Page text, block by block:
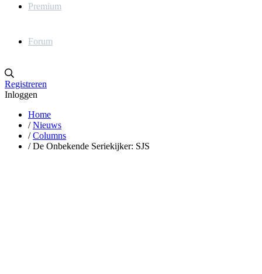
Premium
Forum
Registreren
Inloggen
Home
/ Nieuws
/ Columns
/ De Onbekende Seriekijker: SJS